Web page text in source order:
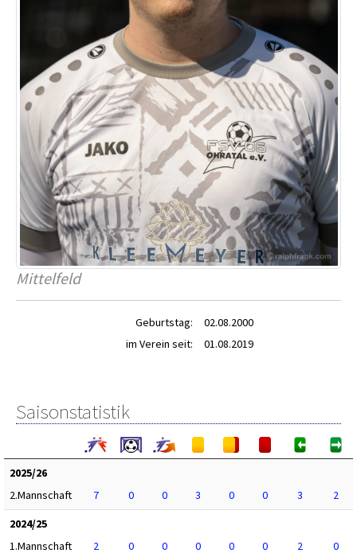
Mittelfeld
Geburtstag:
02.08.2000
im Verein seit:
01.08.2019
Saisonstatistik
2025/26
2.Mannschaft
7 0 0 3 0 0 3
2
2024/25
1.Mannschaft
2 0 0 0 0 0 2
0